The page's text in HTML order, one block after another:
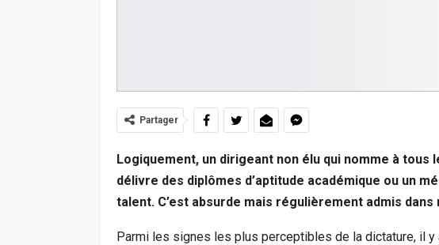
Partager
Logiquement, un dirigeant non élu qui nomme à
délivre des diplômes d’aptitude académique ou un
talent. C’est absurde mais régulièrement admis dans
Parmi les signes les plus perceptibles de la dictature, il y